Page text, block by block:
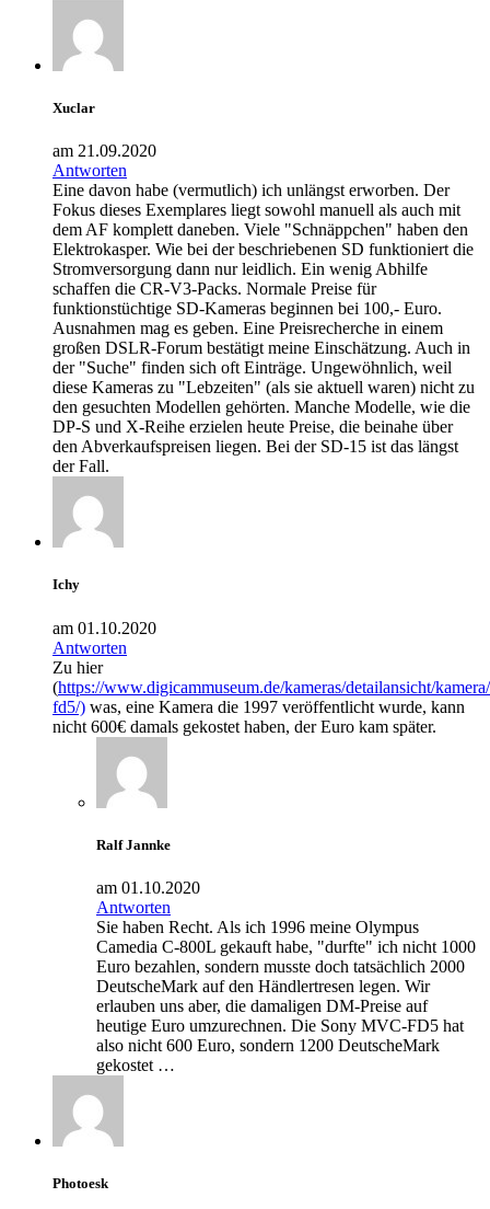
Xuclar
am 21.09.2020
Antworten
Eine davon habe (vermutlich) ich unlängst erworben. Der
Fokus dieses Exemplares liegt sowohl manuell als auch mit
dem AF komplett daneben. Viele "Schnäppchen" haben den
Elektrokasper. Wie bei der beschriebenen SD funktioniert die
Stromversorgung dann nur leidlich. Ein wenig Abhilfe
schaffen die CR-V3-Packs. Normale Preise für
funktionstüchtige SD-Kameras beginnen bei 100,- Euro.
Ausnahmen mag es geben. Eine Preisrecherche in einem
großen DSLR-Forum bestätigt meine Einschätzung. Auch in
der "Suche" finden sich oft Einträge. Ungewöhnlich, weil
diese Kameras zu "Lebzeiten" (als sie aktuell waren) nicht zu
den gesuchten Modellen gehörten. Manche Modelle, wie die
DP-S und X-Reihe erzielen heute Preise, die beinahe über
den Abverkaufspreisen liegen. Bei der SD-15 ist das längst
der Fall.
Ichy
am 01.10.2020
Antworten
Zu hier
(https://www.digicammuseum.de/kameras/detailansicht/
fd5/) was, eine Kamera die 1997 veröffentlicht wurde, kann
nicht 600€ damals gekostet haben, der Euro kam später.
Ralf Jannke
am 01.10.2020
Antworten
Sie haben Recht. Als ich 1996 meine Olympus
Camedia C-800L gekauft habe, "durfte" ich nicht 1000
Euro bezahlen, sondern musste doch tatsächlich 2000
DeutscheMark auf den Händlertresen legen. Wir
erlauben uns aber, die damaligen DM-Preise auf
heutige Euro umzurechnen. Die Sony MVC-FD5 hat
also nicht 600 Euro, sondern 1200 DeutscheMark
gekostet …
Photoesk